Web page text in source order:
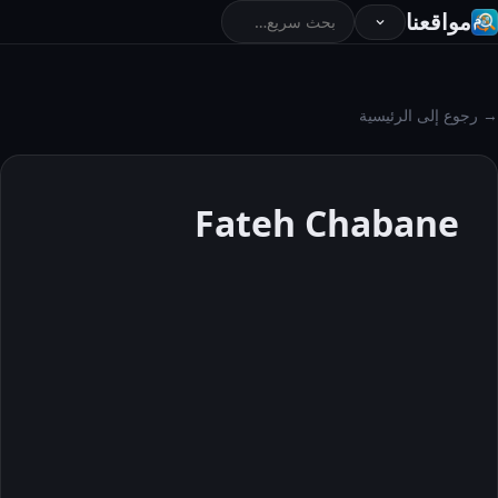
مواقعنا
→ رجوع إلى الرئيسية
Fateh Chabane